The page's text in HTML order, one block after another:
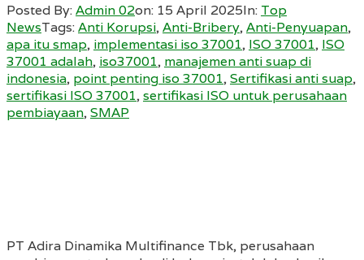
Posted By:Admin 02on: 15 April 2025In: Top
NewsTags:Anti Korupsi,Anti-Bribery,Anti-Penyuapan,
apa itu smap, implementasi iso 37001, ISO 37001, ISO
37001 adalah, iso37001, manajemen anti suap di
indonesia, point penting iso 37001,Sertifikasi anti suap,
sertifikasi ISO 37001,sertifikasi ISO untuk perusahaan
pembiayaan,SMAP
PT Adira Dinamika Multifinance Tbk, perusahaan